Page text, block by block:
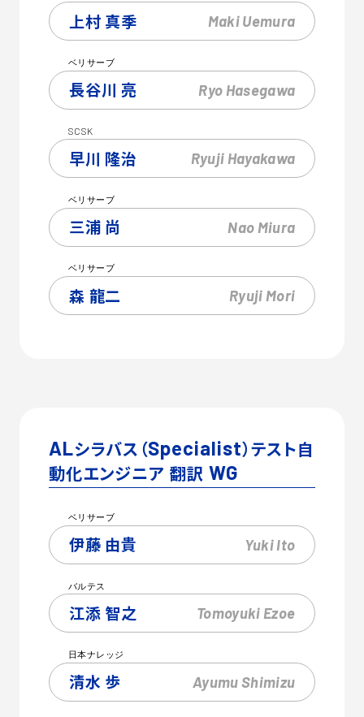
上村 真季 MakiUemura
ベリサーブ
長谷川 亮 Ryo Hasegawa
SCSK
早川 隆治 Ryuji Hayakawa
ベリサーブ
三浦 尚 Nao Miura
ベリサーブ
森 龍二 Ryuji Mori
ALシラバス（Specialist）テスト自
動化エンジニア 翻訳 WG
ベリサーブ
伊藤 由貴 YukiIto
バルテス
江添 智之 Tomoyuki Ezoe
日本ナレッジ
清水 歩 AyumuShimizu